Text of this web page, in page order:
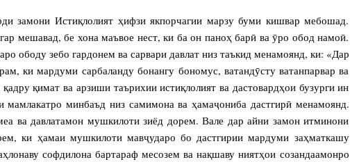
замони Истиқлолият ҳифзи якпорчагии марзу буми кишвар мебошад.
мешавад, бе хона маъвое нест, ки ба он паноҳ барӣ ва ӯро обод намоӣ.
ободу зебо гардонем ва сарвари давлат низ таъкид менамоянд, ки: «Дар
ки мардуми сарбаланду бонангу бономус, ватандӯсту ватанпарвар ва
қимат ва арзиши таърихии истиқлолият ва дастовардҳои бузурги ин
мамлакатро минбаъд низ самимона ва ҳамаҷониба дастгирӣ менамоянд.
ва давлатамон мушкилоти зиёд дорем. Вале дар айни замон итминони
ки ҳамаи мушкилоти мавҷударо бо дастгирии мардуми заҳматкашу
софдилона бартараф месозем ва нақшаву ниятҳои созандаамонро